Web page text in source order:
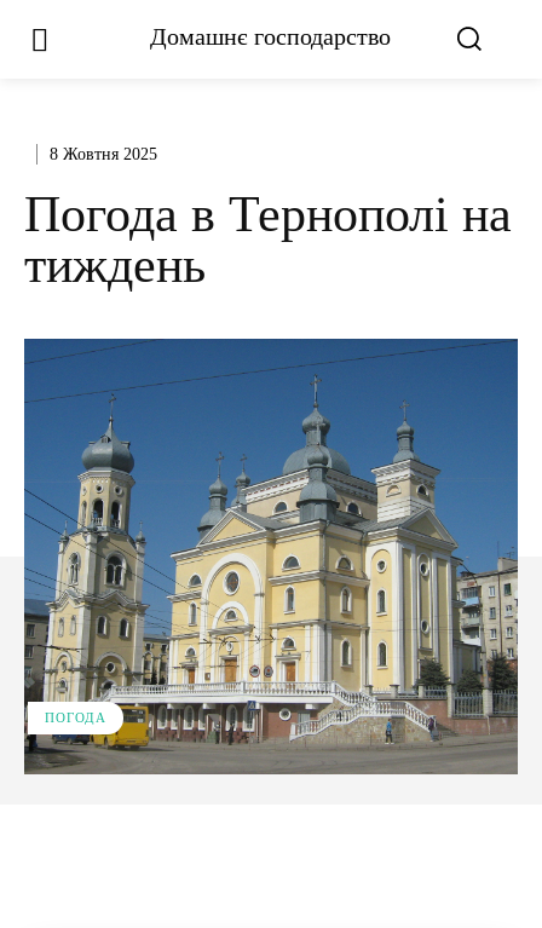
Домашнє господарство
8 Жовтня 2025
Погода в Тернополі на
тиждень
ПОГОДА